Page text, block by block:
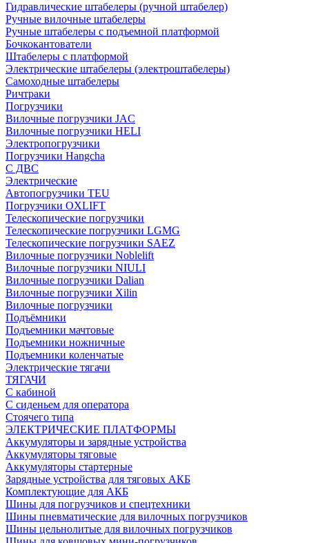
Гидравлические штабелеры (ручной штабелер)
Ручные вилочные штабелеры
Ручные штабелеры с подъемной платформой
Бочкокантователи
Штабелеры с платформой
Электрические штабелеры (электроштабелеры)
Самоходные штабелеры
Ричтраки
Погрузчики
Вилочные погрузчики JAC
Вилочные погрузчики HELI
Электропогрузчики
Погрузчики Hangcha
С ДВС
Электрические
Автопогрузчики TEU
Погрузчики OXLIFT
Телескопические погрузчики
Телескопические погрузчики LGMG
Телескопические погрузчики SAEZ
Вилочные погрузчики Noblelift
Вилочные погрузчики NIULI
Вилочные погрузчики Dalian
Вилочные погрузчики Xilin
Вилочные погрузчики
Подъёмники
Подъемники мачтовые
Подъемники ножничные
Подъемники коленчатые
Электрические тягачи
ТЯГАЧИ
С кабиной
С сиденьем для оператора
Стоячего типа
ЭЛЕКТРИЧЕСКИЕ ПЛАТФОРМЫ
Аккумуляторы и зарядные устройства
Аккумуляторы тяговые
Аккумуляторы стартерные
Зарядные устройства для тяговых АКБ
Комплектующие для АКБ
Шины для погрузчиков и спецтехники
Шины пневматические для вилочных погрузчиков
Шины цельнолитые для вилочных погрузчиков